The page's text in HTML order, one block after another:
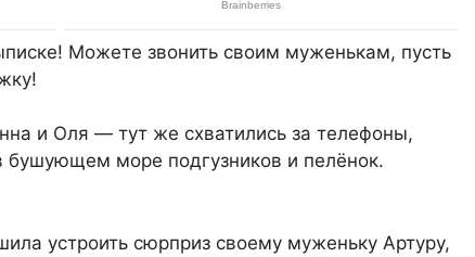
Можете звонить своим муженькам, пусть
и Оля — тут же схватились за телефоны,
бушующем море подгузников и пелёнок.
устроить сюрприз своему муженьку Артуру,